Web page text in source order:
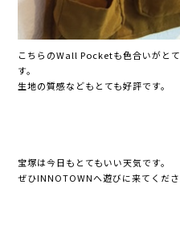
こちらのWall Pocketも色合いがと
す。
生地の質感などもとても好評です。
宝塚は今日もとてもいい天気です。
ぜひINNOTOWNへ遊びに来てくださ